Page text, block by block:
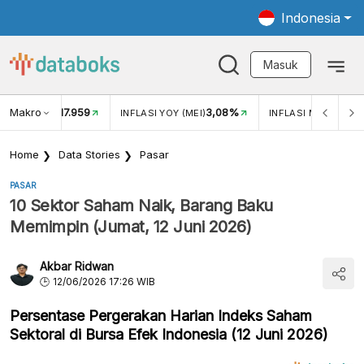
Indonesia
Masuk
Makro
USD/IDR 17.959 INFLASI YOY (MEI)3,08% INFLASI MOM (MEI)
Home Data Stories Pasar
PASAR
10 Sektor Saham Naik, Barang Baku
Memimpin (Jumat, 12 Juni 2026)
Akbar Ridwan
12/06/2026 17:26 WIB
Persentase Pergerakan Harian Indeks Saham
Sektoral di Bursa Efek Indonesia (12 Juni 2026)